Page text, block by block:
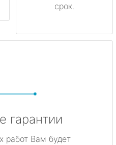
срок.
гарантии
работ Вам будет